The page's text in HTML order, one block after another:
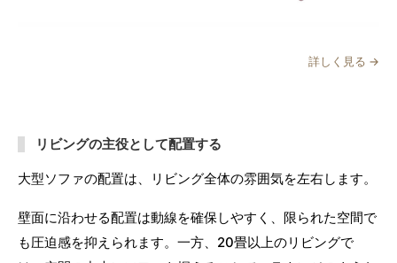
詳しく見る →
リビングの主役として配置する
大型ソファの配置は、リビング全体の雰囲気を左右します。
壁面に沿わせる配置は動線を確保しやすく、限られた空間で
も圧迫感を抑えられます。一方、20畳以上のリビングで